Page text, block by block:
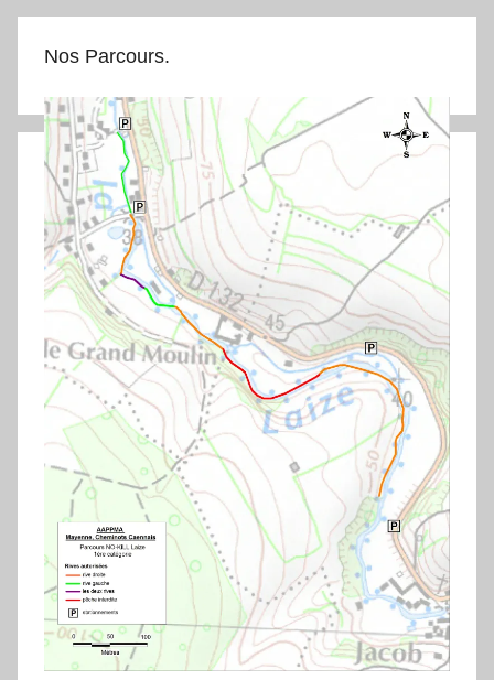
Nos Parcours.